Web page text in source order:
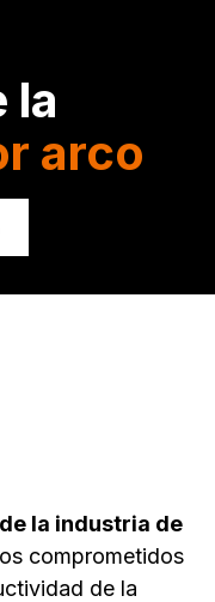
la
arco
la industria de
comprometidos
de la